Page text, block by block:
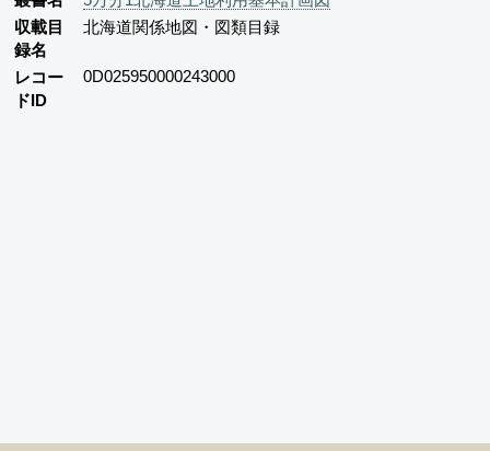
収載目
録名
北海道関係地図・図類目録
レコー
ドID
0D025950000243000